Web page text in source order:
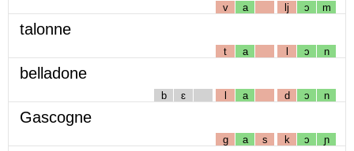
v a lj ɔ m
talonne
t a l ɔ n
belladone
b ɛ l a d ɔ n
Gascogne
g a s k ɔ ɲ